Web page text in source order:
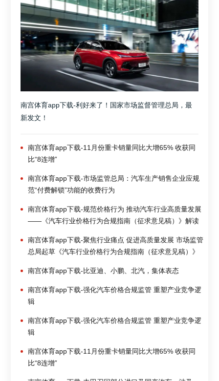
南宫体育app下载-利好来了！国家市场监督管理总局，最
新发文！
南宫体育app下载-11月份重卡销量同比大增65% 收获同
比“8连增”
南宫体育app下载-市场监管总局：汽车生产销售企业应规
范“付费解锁”功能的收费行为
南宫体育app下载-规范价格行为 推动汽车行业高质量发展
——《汽车行业价格行为合规指南（征求意见稿）》解读
南宫体育app下载-聚焦行业痛点 促进高质量发展 市场监管
总局起草《汽车行业价格行为合规指南（征求意见稿）》
南宫体育app下载-比亚迪、小鹏、北汽，集体表态
南宫体育app下载-强化汽车价格合规监管 重塑产业竞争逻
辑
南宫体育app下载-强化汽车价格合规监管 重塑产业竞争逻
辑
南宫体育app下载-11月份重卡销量同比大增65% 收获同
比“8连增”